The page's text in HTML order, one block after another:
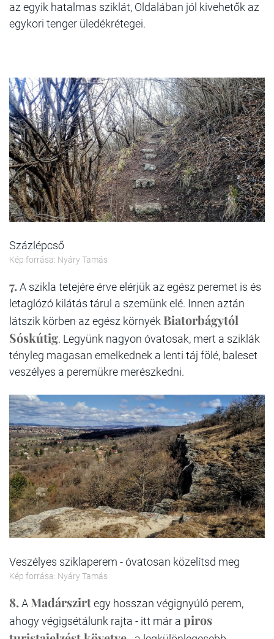
az egyik hatalmas sziklát, Oldalában jól kivehetők az
egykori tenger üledékrétegei.
Százlépcső
Kép forrása: Nyáry Tamás
7.A szikla tetejére érve elérjük az egész peremet is és
letaglózó kilátás tárul a szemünk elé. Innen aztán
látszik körben az egész környék Biatorbágytól
Sóskútig. Legyünk nagyon óvatosak, mert a sziklák
tényleg magasan emelkednek a lenti táj fölé, baleset
veszélyes a peremükre merészkedni.
Veszélyes sziklaperem - óvatosan közelítsd meg
Kép forrása: Nyáry Tamás
8.A Madárszirtegy hosszan végignyúló perem,
ahogy végigsétálunk rajta - itt már a piros